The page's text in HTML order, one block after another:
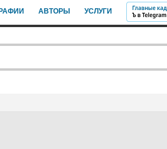
АВТОРЫ УСЛУГИ